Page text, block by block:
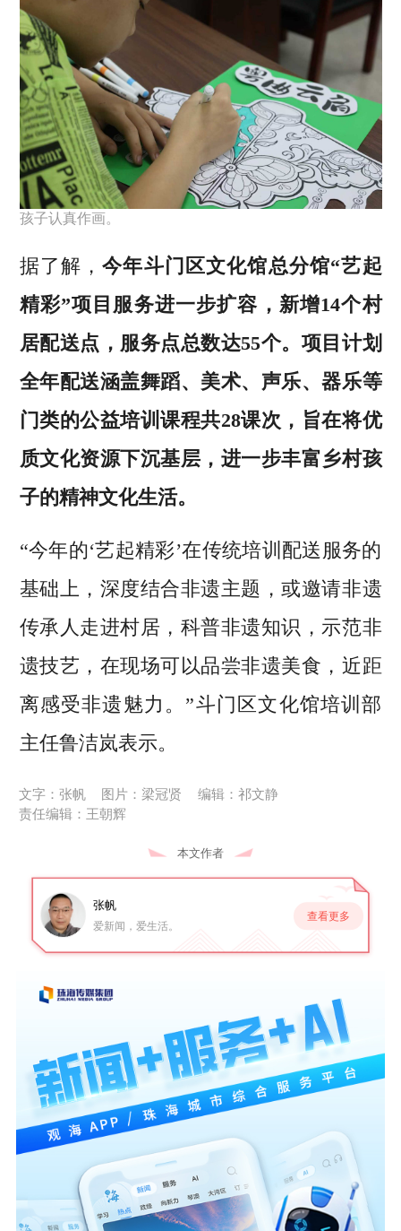
孩子认真作画。
据了解，今年斗门区文化馆总分馆“艺起
精彩”项目服务进一步扩容，新增14个村
居配送点，服务点总数达55个。项目计划
全年配送涵盖舞蹈、美术、声乐、器乐等
门类的公益培训课程共28课次，旨在将优
质文化资源下沉基层，进一步丰富乡村孩
子的精神文化生活。
“今年的‘艺起精彩’在传统培训配送服务的
基础上，深度结合非遗主题，或邀请非遗
传承人走进村居，科普非遗知识，示范非
遗技艺，在现场可以品尝非遗美食，近距
离感受非遗魅力。”斗门区文化馆培训部
主任鲁洁岚表示。
文字：张帆 图片：梁冠贤
编辑：祁文静
责任编辑：王朝辉
本文作者
张帆
爱新闻，爱生活。
查看更多